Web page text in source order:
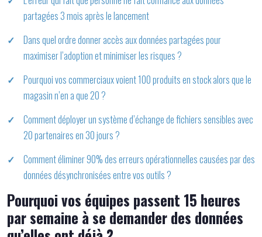
partagées 3 mois après le lancement
Dans quel ordre donner accès aux données partagées pour
maximiser l’adoption et minimiser les risques ?
Pourquoi vos commerciaux voient 100 produits en stock alors que le
magasin n’en a que 20 ?
Comment déployer un système d’échange de fichiers sensibles avec
20 partenaires en 30 jours ?
Comment éliminer 90% des erreurs opérationnelles causées par des
données désynchronisées entre vos outils ?
Pourquoi vos équipes passent 15 heures
par semaine à se demander des données